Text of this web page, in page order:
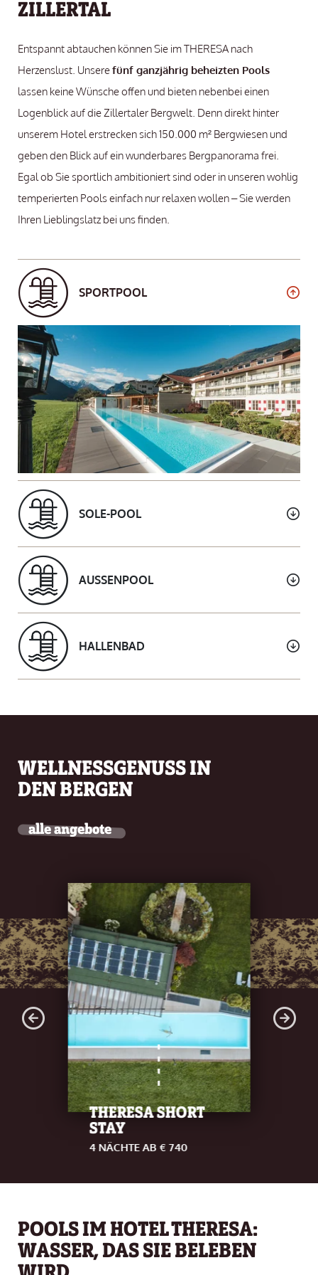
ZILLERTAL
Entspannt abtauchen können Sie im THERESA nach
Herzenslust. Unserefünf ganzjährig beheizten Pools
lassen keine Wünsche offen und bieten nebenbei einen
Logenblick auf die Zillertaler Bergwelt. Denn direkt hinter
unserem Hotel erstrecken sich 150.000 m² Bergwiesen und
geben den Blick auf ein wunderbares Bergpanorama frei.
Egal ob Sie sportlich ambitioniert sind oder in unseren wohlig
temperierten Pools einfach nur relaxen wollen – Sie werden
Ihren Lieblingslatz bei uns finden.
SPORTPOOL
SOLE-POOL
AUSSENPOOL
HALLENBAD
WELLNESSGENUSS IN
DEN BERGEN
alle angebote
THERESA SHORT
STAY
4 NÄCHTE AB € 740
POOLS IM HOTEL THERESA:
WASSER, DAS SIE BELEBEN